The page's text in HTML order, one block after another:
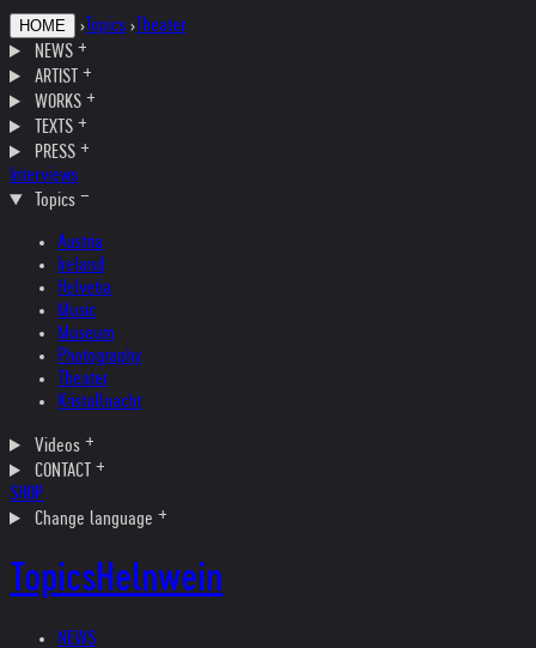
HOME › Topics › Theater
NEWS
ARTIST
WORKS
TEXTS
PRESS
Interviews
Topics
Austria
Ireland
Helvetia
Music
Museum
Photography
Theater
Kristallnacht
Videos
CONTACT
SHOP
Change language
TopicsHelnwein
NEWS